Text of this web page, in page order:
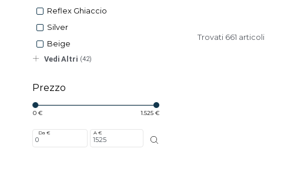
Reflex Ghiaccio
Silver
Beige
Vedi Altri (42)
Prezzo
0 € 1.525 €
Da € A €
Trovati 661 articoli